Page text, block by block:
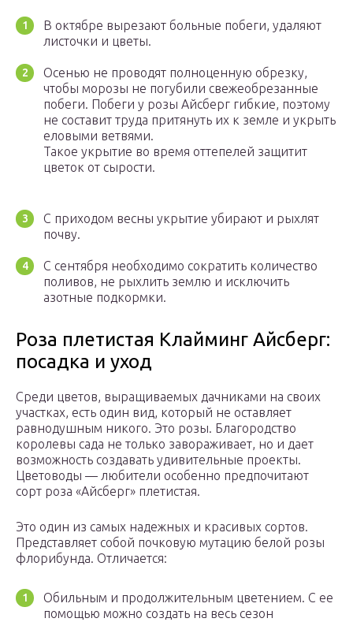
В октябре вырезают больные побеги, удаляют
листочки и цветы.
Осенью не проводят полноценную обрезку,
чтобы морозы не погубили свежеобрезанные
побеги. Побеги у розы Айсберг гибкие, поэтому
не составит труда притянуть их к земле и укрыть
еловыми ветвями.
Такое укрытие во время оттепелей защитит
цветок от сырости.
С приходом весны укрытие убирают и рыхлят
почву.
С сентября необходимо сократить количество
поливов, не рыхлить землю и исключить
азотные подкормки.
Роза плетистая Клайминг Айсберг:
посадка и уход
Среди цветов, выращиваемых дачниками на своих
участках, есть один вид, который не оставляет
равнодушным никого. Это розы. Благородство
королевы сада не только завораживает, но и дает
возможность создавать удивительные проекты.
Цветоводы — любители особенно предпочитают
сорт роза «Айсберг» плетистая.
Это один из самых надежных и красивых сортов.
Представляет собой почковую мутацию белой розы
флорибунда. Отличается:
Обильным и продолжительным цветением. С ее
помощью можно создать на весь сезон